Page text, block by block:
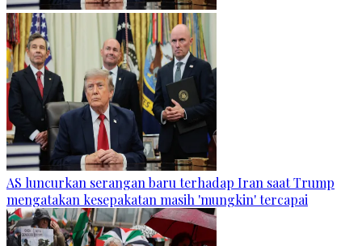
AS luncurkan serangan baru terhadap Iran saat Trump
mengatakan kesepakatan masih 'mungkin' tercapai